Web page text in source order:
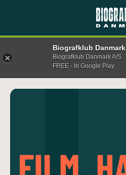
Biografklub Danmark
Biografklub Danmark A/S
FREE - In Google Play